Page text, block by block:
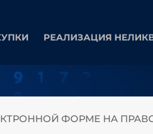
РЕАЛИЗАЦИЯ
ФОРМЕ НА